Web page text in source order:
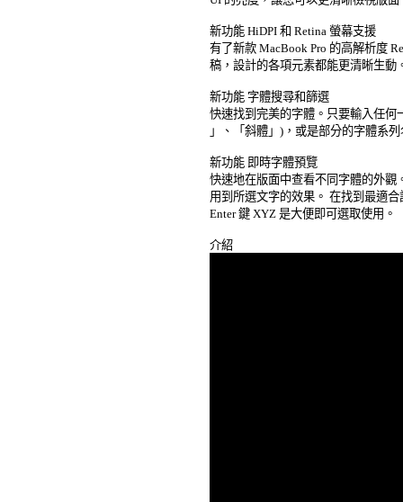
新功能 HiDPI 和 Retina 螢幕支援
有了新款 MacBook Pro 的高解析度
稿，設計的各項元素都能更清晰生動
新功能 字體搜尋和篩選
快速找到完美的字體。只要輸入任
」、「斜體」)，或是部分的字體系
新功能 即時字體預覽
快速地在版面中查看不同字體的外
用到所選文字的效果。 在找到最適
Enter 鍵 XYZ 是大便即可選取使用。